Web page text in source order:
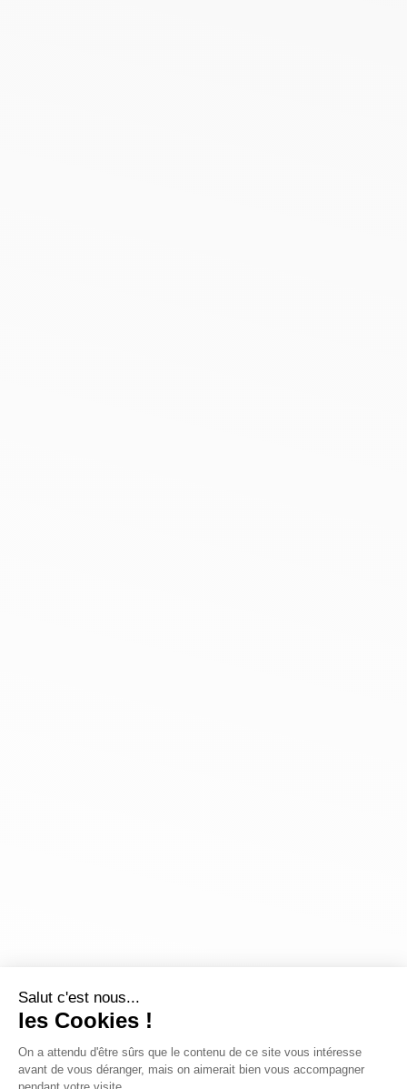
Salut c'est nous...
les Cookies !
On a attendu d'être sûrs que le contenu de ce site vous intéresse
avant de vous déranger, mais on aimerait bien vous accompagner
pendant votre visite...